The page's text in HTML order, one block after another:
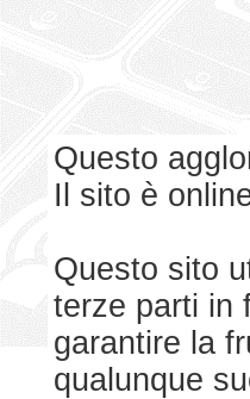
Questo
Il sito è
Questo sito
terze parti in
garantire la
qualunque